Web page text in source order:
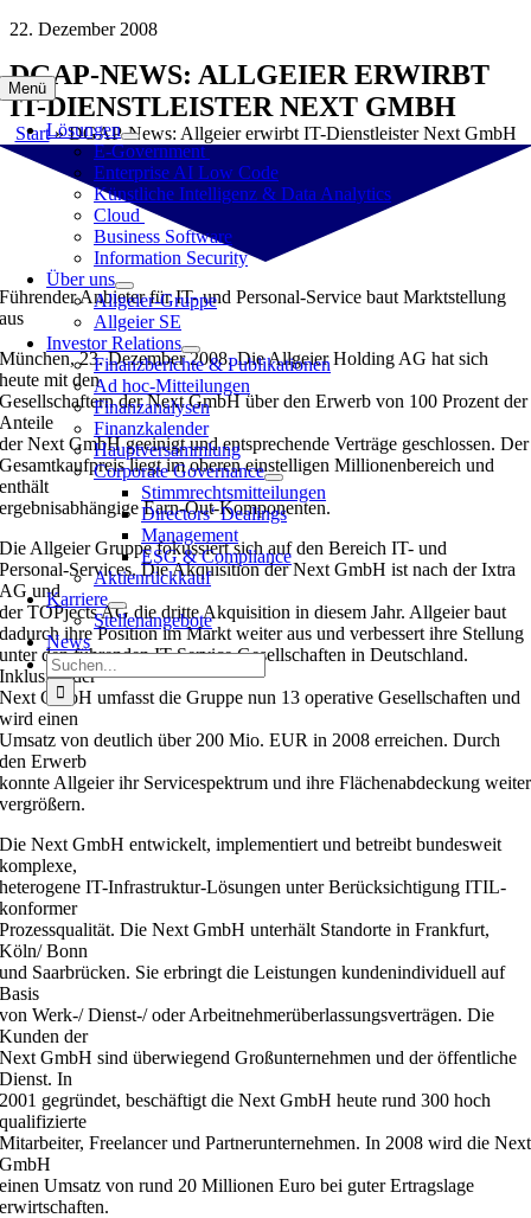
Zum
springen
Menü
Lösungen
E-Government
Enterprise AI Low Code
Künstliche Intelligenz & Data Analytics
Cloud
Business Software
Information Security
Über uns
Allgeier-Gruppe
Allgeier SE
Investor Relations
Finanzberichte & Publikationen
Ad hoc-Mitteilungen
Finanzanalysen
Finanzkalender
Hauptversammlung
Corporate Governance
Stimmrechtsmitteilungen
Directors‘ Dealings
Management
ESG & Compliance
Aktienrückkauf
Karriere
Stellenangebote
News
Suche
nach:
22. Dezember 2008
DGAP-NEWS: ALLGEIER ERWIRBT
IT-DIENSTLEISTER NEXT GMBH
Start»DGAP-News: Allgeier erwirbt IT-Dienstleister Next GmbH
Führender Anbieter für IT- und Personal-Service baut Marktstellung
aus
München, 23. Dezember 2008. Die Allgeier Holding AG hat sich
heute mit den
Gesellschaftern der Next GmbH über den Erwerb von 100 Prozent der
Anteile
der Next GmbH geeinigt und entsprechende Verträge geschlossen. Der
Gesamtkaufpreis liegt im oberen einstelligen Millionenbereich und
enthält
ergebnisabhängige Earn-Out-Komponenten.
Die Allgeier Gruppe fokussiert sich auf den Bereich IT- und
Personal-Services. Die Akquisition der Next GmbH ist nach der Ixtra
AG und
der TOPjects AG die dritte Akquisition in diesem Jahr. Allgeier baut
dadurch ihre Position im Markt weiter aus und verbessert ihre Stellung
unter den führenden IT-Service Gesellschaften in Deutschland.
Inklusive der
Next GmbH umfasst die Gruppe nun 13 operative Gesellschaften und
wird einen
Umsatz von deutlich über 200 Mio. EUR in 2008 erreichen. Durch
den Erwerb
konnte Allgeier ihr Servicespektrum und ihre Flächenabdeckung weiter
vergrößern.
Die Next GmbH entwickelt, implementiert und betreibt bundesweit
komplexe,
heterogene IT-Infrastruktur-Lösungen unter Berücksichtigung ITIL-
konformer
Prozessqualität. Die Next GmbH unterhält Standorte in Frankfurt,
Köln/ Bonn
und Saarbrücken. Sie erbringt die Leistungen kundenindividuell auf
Basis
von Werk-/ Dienst-/ oder Arbeitnehmerüberlassungsverträgen. Die
Kunden der
Next GmbH sind überwiegend Großunternehmen und der öffentliche
Dienst. In
2001 gegründet, beschäftigt die Next GmbH heute rund 300 hoch
qualifizierte
Mitarbeiter, Freelancer und Partnerunternehmen. In 2008 wird die Next
GmbH
einen Umsatz von rund 20 Millionen Euro bei guter Ertragslage
erwirtschaften.